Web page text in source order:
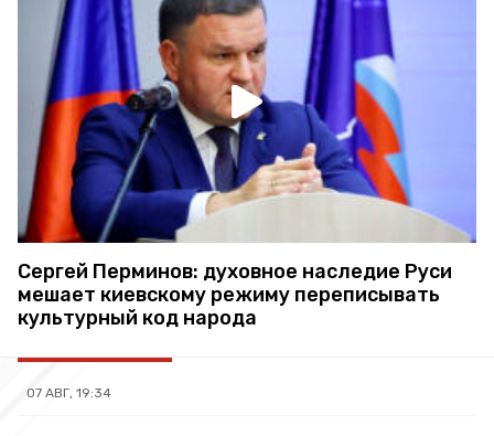
Сергей Перминов: духовное наследие Руси
мешает киевскому режиму переписывать
культурный код народа
07 АВГ, 19:34